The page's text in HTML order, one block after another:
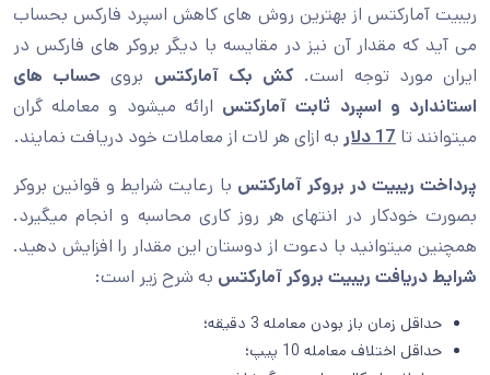
ریبیت آمارکتس از بهترین روش های کاهش اسپرد فارکس بحساب
می آید که مقدار آن نیز در مقایسه با دیگر بروکر های فارکس در
ایران مورد توجه است. کش بک آمارکتس بروی حساب های
استاندارد و اسپرد ثابت آمارکتس ارائه میشود و معامله گران
میتوانند تا 17 دلار
به ازای هر لات از معاملات خود دریافت نمایند.
پرداخت ریبیت در بروکر آمارکتس با رعایت شرایط و قوانین بروکر
بصورت خودکار در انتهای هر روز کاری محاسبه و انجام میگیرد.
همچنین میتوانید با دعوت از دوستان این مقدار را افزایش دهید.
شرایط دریافت ریبیت بروکر آمارکتس به شرح زیر است:
حداقل زمان باز بودن معامله 3 دقیقه؛
حداقل اختلاف معامله 10 پیپ؛